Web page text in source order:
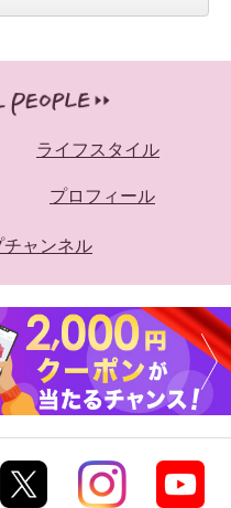
ライフスタイル
プロフィール
チャンネル